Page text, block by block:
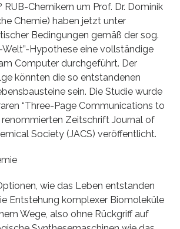
Chemikern um Prof. Dr. Dominik
Chemie) haben jetzt unter
Bedingungen gemäß der sog.
Welt”-Hypothese eine vollständige
Computer durchgeführt. Der
könnten die so entstandenen
sein. Die Studie wurde
“Three-Page Communications to
renommierten Zeitschrift Journal of
Society (JACS) veröffentlicht.
wie das Leben entstanden
Entstehung komplexer Biomoleküle
Wege, also ohne Rückgriff auf